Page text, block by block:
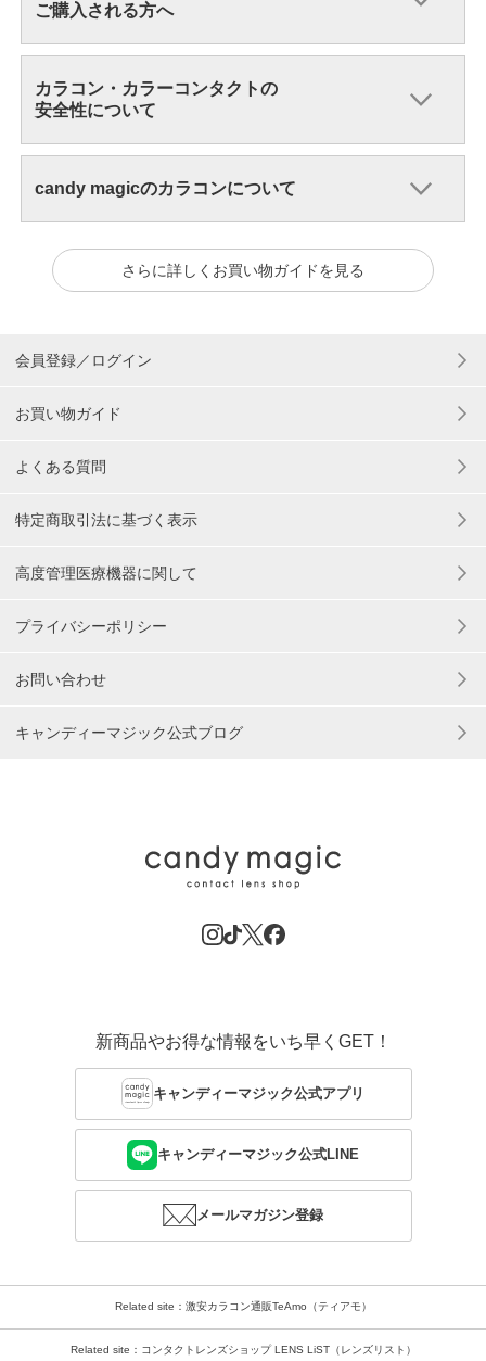
ご購入される方へ
カラコン・カラーコンタクトの
安全性について
candy magicのカラコンについて
さらに詳しくお買い物ガイドを見る
会員登録／ログイン
お買い物ガイド
よくある質問
特定商取引法に基づく表示
高度管理医療機器に関して
プライバシーポリシー
お問い合わせ
キャンディーマジック公式ブログ
新商品やお得な情報をいち早くGET！
キャンディーマジック公式アプリ
キャンディーマジック公式LINE
メールマガジン登録
Related site：激安カラコン通販TeAmo（ティアモ）
Related site：コンタクトレンズショップ LENS LiST（レンズリスト）